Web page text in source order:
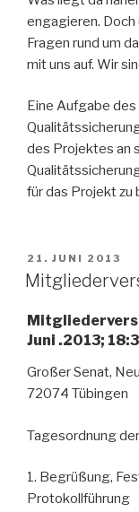
engagieren. Doch
Fragen rund um
mit uns auf. Wir
Eine Aufgabe
des Projektes an
für das Projekt zu
AM
21. JUNI 2013
Juni .2013;
Großer Senat,
72074 Tübingen
Tagesordnung
1. Begrüßung,
Protokollführung